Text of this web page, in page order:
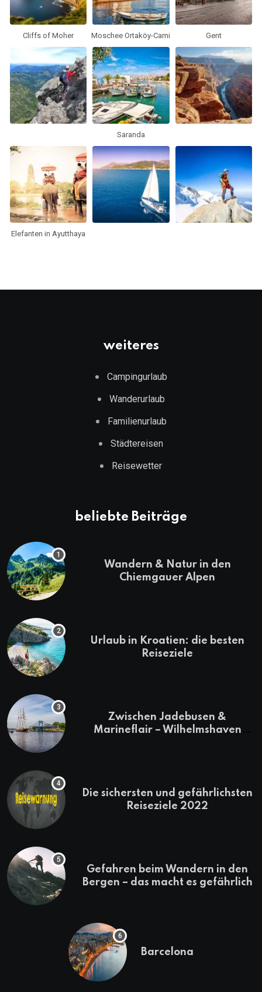
Cliffs of Moher Moschee Ortaköy-Cami Gent
Saranda
Elefanten in Ayutthaya
weiteres
Campingurlaub
Wanderurlaub
Familienurlaub
Städtereisen
Reisewetter
beliebte Beiträge
Wandern & Natur in den
Chiemgauer Alpen
Urlaub in Kroatien: die besten
Reiseziele
Zwischen Jadebusen &
Marineflair – Wilhelmshaven
Die sichersten und gefährlichsten
Reiseziele 2022
Gefahren beim Wandern in den
Bergen – das macht es gefährlich
Barcelona